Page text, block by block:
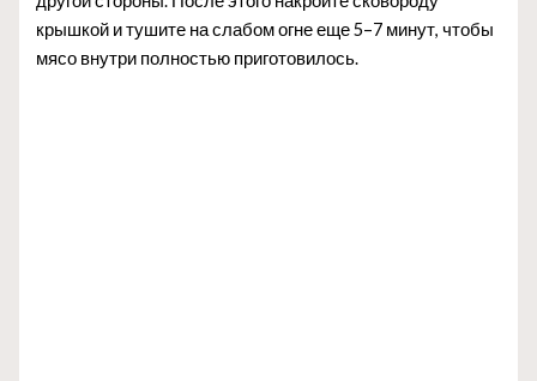
крышкой и тушите на слабом огне еще 5–7 минут, чтобы
мясо внутри полностью приготовилось.